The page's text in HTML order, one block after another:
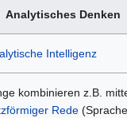
Analytisches Denken
Intelligenz
kombinieren z.B.
Rede